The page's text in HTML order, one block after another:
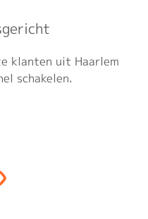
klanten uit Haarlem
schakelen.